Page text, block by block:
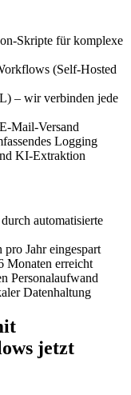
Skripte für komplexe
(Self-Hosted
– wir verbinden jede
Mail-Versand
Logging
KI-Extraktion
automatisierte
Jahr eingespart
Monaten erreicht
Personalaufwand
Datenhaltung
jetzt